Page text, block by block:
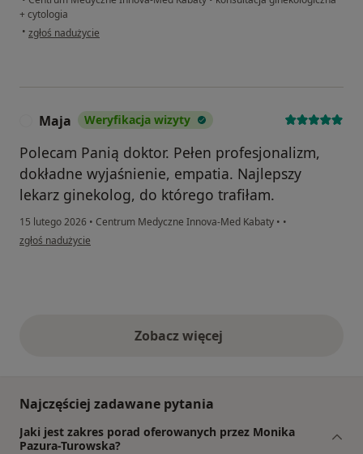
+ cytologia
• w opinii użytkownika G
zgłoś nadużycie
Maja Weryfikacja wizyty
Polecam Panią doktor. Pełen profesjonalizm,
dokładne wyjaśnienie, empatia. Najlepszy
lekarz ginekolog, do którego trafiłam.
15 lutego 2026 • Centrum Medyczne Innova-Med Kabaty • •
w opinii użytkownika Maja
zgłoś nadużycie
Zobacz więcejopinie powyżej
Najczęściej zadawane pytania
Jaki jest zakres porad oferowanych przez Monika
Pazura-Turowska?